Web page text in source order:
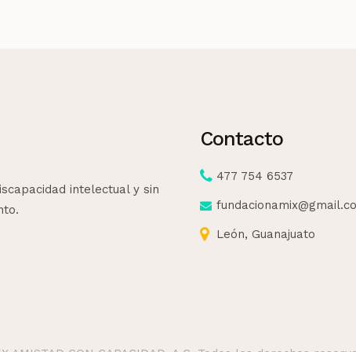
intelectual y sin
Contacto
477 754 6537
León, Guanajuato